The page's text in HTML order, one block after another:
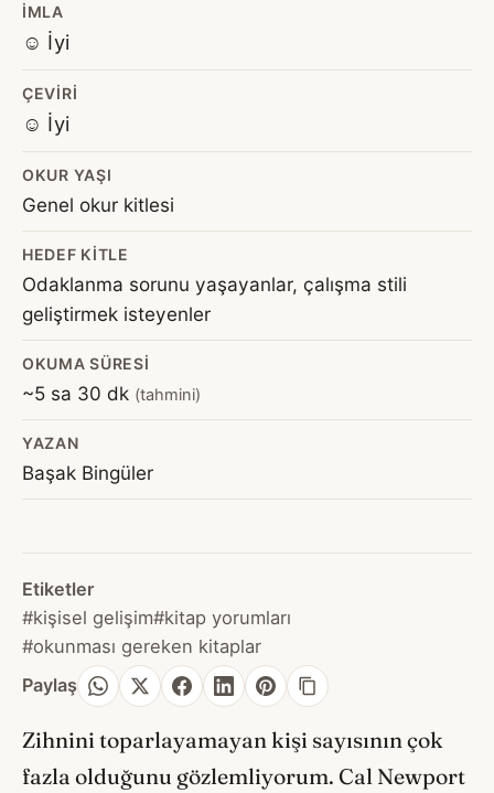
İMLA
☺️ İyi
ÇEVIRI
☺️ İyi
OKUR YAŞI
Genel okur kitlesi
HEDEF KITLE
Odaklanma sorunu yaşayanlar, çalışma stili
geliştirmek isteyenler
OKUMA SÜRESI
~5 sa 30 dk (tahmini)
YAZAN
Başak Bingüler
Etiketler
#kişisel gelişim#kitap yorumları
#okunması gereken kitaplar
Paylaş
Zihnini toparlayamayan kişi sayısının çok
fazla olduğunu gözlemliyorum. Cal Newport